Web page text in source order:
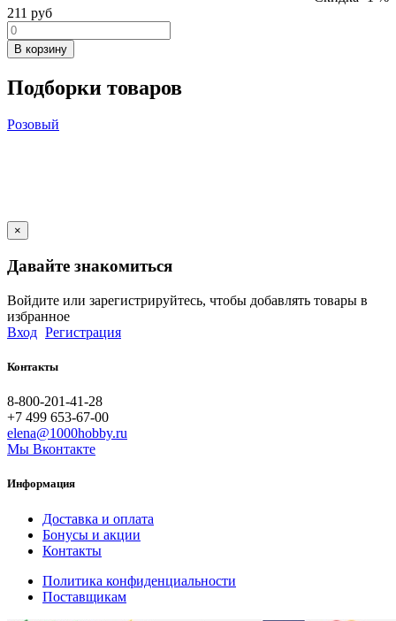
211 руб
В корзину
Подборки товаров
Розовый
×
Давайте знакомиться
Войдите или зарегистрируйтесь, чтобы добавлять товары в
избранное
Вход Регистрация
Контакты
8-800-201-41-28
+7 499 653-67-00
elena@1000hobby.ru
Мы Вконтакте
Информация
Доставка и оплата
Бонусы и акции
Контакты
Политика конфиденциальности
Поставщикам